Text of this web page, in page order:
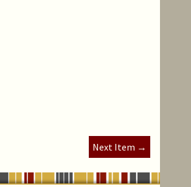
Next Item →